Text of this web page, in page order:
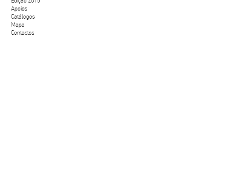
Apoios
Catálogos
Mapa
Contactos